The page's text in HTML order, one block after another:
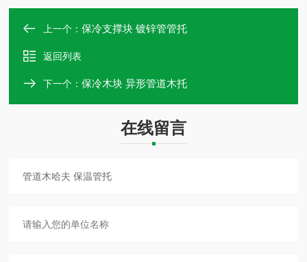
上一个：保冷支撑块 镀锌管管托
返回列表
下一个：保冷木块 异形管道木托
在线留言